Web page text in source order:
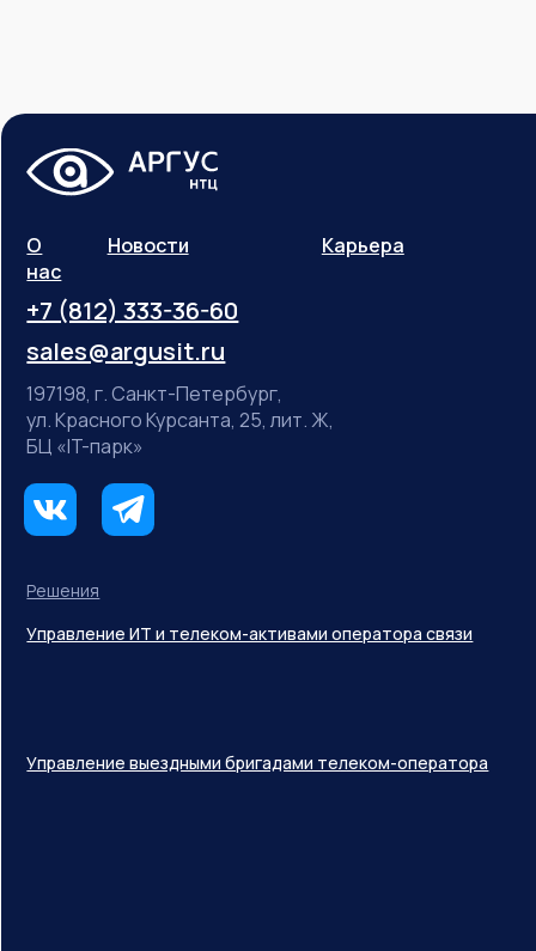
Решения
Управление ИТ и телеком-активами оператора связи
О
нас
+7 (812) 333-36-60
sales@argusit.ru
Новости Карьера
197198, г. Санкт-Петербург,
ул. Красного Курсанта, 25, лит. Ж,
БЦ «IT-парк»
Управление выездными бригадами телеком-оператора